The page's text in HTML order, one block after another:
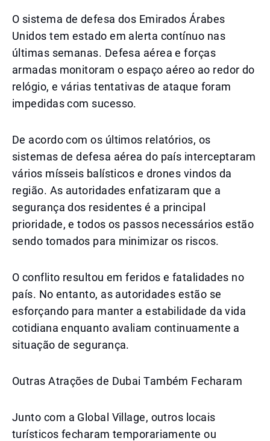
O sistema de defesa dos Emirados Árabes
Unidos tem estado em alerta contínuo nas
últimas semanas. Defesa aérea e forças
armadas monitoram o espaço aéreo ao redor do
relógio, e várias tentativas de ataque foram
impedidas com sucesso.
De acordo com os últimos relatórios, os
sistemas de defesa aérea do país interceptaram
vários mísseis balísticos e drones vindos da
região. As autoridades enfatizaram que a
segurança dos residentes é a principal
prioridade, e todos os passos necessários estão
sendo tomados para minimizar os riscos.
O conflito resultou em feridos e fatalidades no
país. No entanto, as autoridades estão se
esforçando para manter a estabilidade da vida
cotidiana enquanto avaliam continuamente a
situação de segurança.
Outras Atrações de Dubai Também Fecharam
Junto com a Global Village, outros locais
turísticos fecharam temporariamente ou